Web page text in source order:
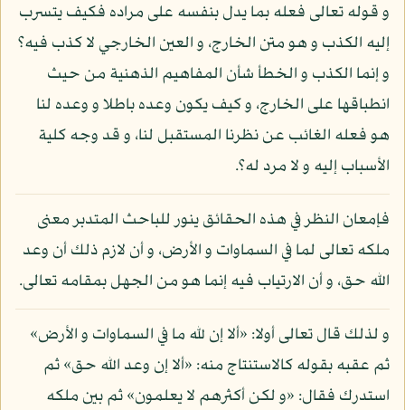
و قوله تعالى فعله بما يدل بنفسه على مراده فكيف يتسرب
إليه الكذب و هو متن الخارج، و العين الخارجي لا كذب فيه؟
و إنما الكذب و الخطأ شأن المفاهيم الذهنية من حيث
انطباقها على الخارج، و كيف يكون وعده باطلا و وعده لنا
هو فعله الغائب عن نظرنا المستقبل لنا، و قد وجه كلية
الأسباب إليه و لا مرد له؟.
فإمعان النظر في هذه الحقائق ينور للباحث المتدبر معنى
ملكه تعالى لما في السماوات و الأرض، و أن لازم ذلك أن وعد
الله حق، و أن الارتياب فيه إنما هو من الجهل بمقامه تعالى.
و لذلك قال تعالى أولا: «ألا إن لله ما في السماوات و الأرض»
ثم عقبه بقوله كالاستنتاج منه: «ألا إن وعد الله حق» ثم
استدرك فقال: «و لكن أكثرهم لا يعلمون» ثم بين ملكه